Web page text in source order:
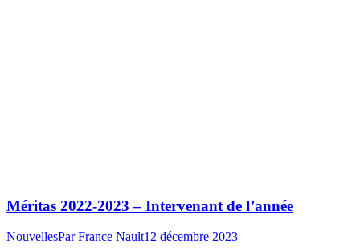
Méritas 2022-2023 – Intervenant de l’année
NouvellesParFrance Nault12 décembre 2023